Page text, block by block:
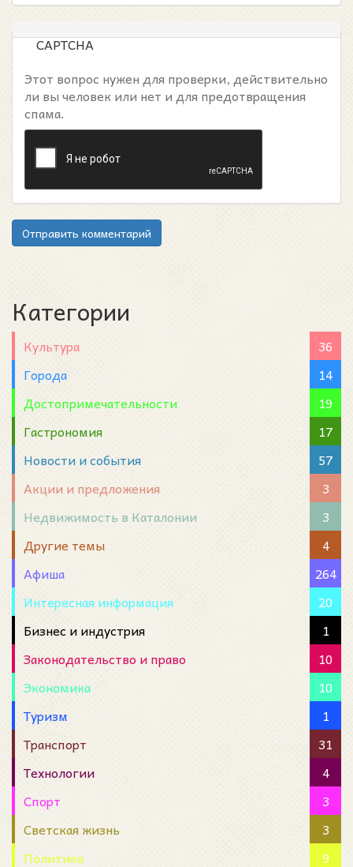
CAPTCHA
Этот вопрос нужен для проверки, действительно
ли вы человек или нет и для предотвращения
спама.
Отправить комментарий
Категории
Культура
36
Города
14
Достопримечательности
19
Гастрономия
17
Новости и события
57
Акции и предложения
3
Недвижимость в Каталонии
3
Другие темы
4
Афиша
264
Интересная информация
20
Бизнес и индустрия
1
Законодательство и право
10
Экономика
10
Туризм
1
Транспорт
31
Технологии
4
Спорт
3
Светская жизнь
3
Политика
9